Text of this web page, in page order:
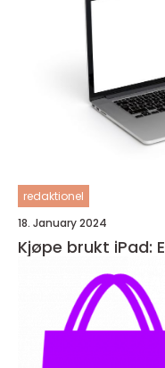
redaktionel
18. January 2024
Kjøpe brukt iPad: